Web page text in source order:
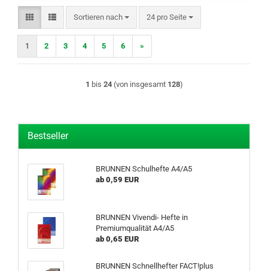
Sortieren nach
Sortieren nach 24 pro Seite
pro Seite
1 2 3 4 5 6 »
1 bis 24(von insgesamt 128)
Bestseller
BRUNNEN Schulhefte A4/A5
ab 0,59 EUR
BRUNNEN Vivendi- Hefte in
Premiumqualität A4/A5
ab 0,65 EUR
BRUNNEN Schnellhefter FACT!plus